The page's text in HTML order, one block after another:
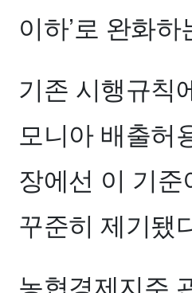
이하’로 완화
기존 시행규칙
모니아 배출허
장에선 이 기
꾸준히 제기됐
농협경제지주